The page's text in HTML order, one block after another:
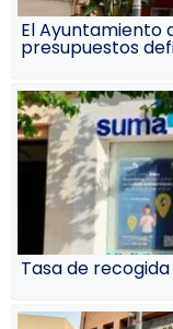
El Ayuntamiento
presupuestos
Tasa de